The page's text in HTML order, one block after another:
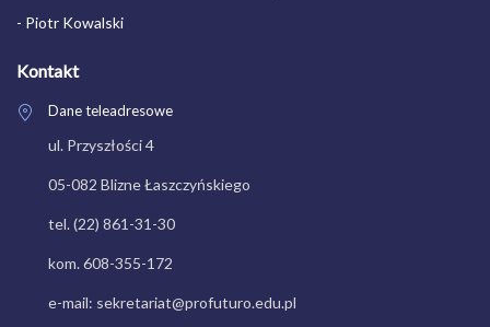
- Piotr Kowalski
Kontakt
Dane teleadresowe
ul. Przyszłości 4
05-082 Blizne Łaszczyńskiego
tel. (22) 861-31-30
kom. 608-355-172
e-mail: sekretariat@profuturo.edu.pl